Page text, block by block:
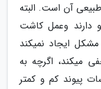
آن است. البته
دارند وعمل کاشت
مشکل ایجاد نمیکند
میکند، اگرچه به
پیوند کم و کمتر